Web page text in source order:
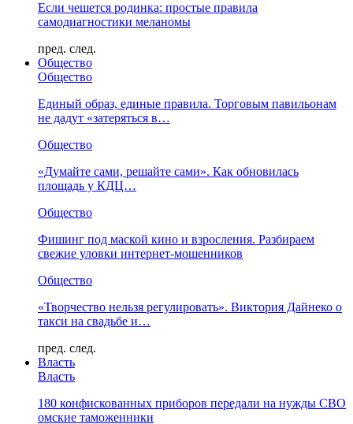
Если чешется родинка: простые правила
самодиагностики меланомы
пред. след.
Общество
Общество
Единый образ, единые правила. Торговым павильонам
не дадут «затеряться в…
Общество
«Думайте сами, решайте сами». Как обновилась
площадь у КДЦ…
Общество
Фишинг под маской кино и взросления. Разбираем
свежие уловки интернет-мошенников
Общество
«Творчество нельзя регулировать». Виктория Дайнеко о
такси на свадьбе и…
пред. след.
Власть
Власть
180 конфискованных приборов передали на нужды СВО
омские таможенники